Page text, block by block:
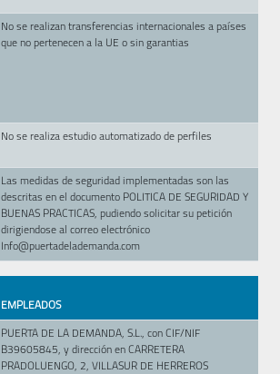
No se realizan transferencias internacionales a países
que no pertenecen a la UE o sin garantias
No se realiza estudio automatizado de perfiles
Las medidas de seguridad implementadas son las
descritas en el documento POLITICA DE SEGURIDAD Y
BUENAS PRACTICAS, pudiendo solicitar su petición
dirigiendose al correo electrónico
Info@puertadelademanda.com
EMPLEADOS
PUERTA DE LA DEMANDA, S.L., con CIF/NIF
B39605845, y dirección en CARRETERA
PRADOLUENGO, 2, VILLASUR DE HERREROS